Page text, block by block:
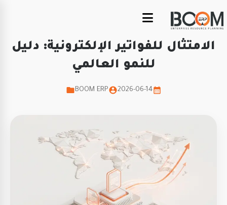
الامتثال للفواتير الإلكترونية: دليل
للنمو العالمي
2026-06-14
BOOM ERP